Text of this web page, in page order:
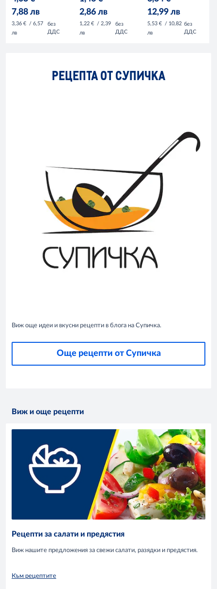
7,88 лв
3,36 € / 6,57
лв
без
ДДС
2,86 лв
1,22 € / 2,39
лв
без
ДДС
12,99 лв
5,53 € / 10,82
лв
без
ДДС
РЕЦЕПТА ОТ СУПИЧКА
Виж още идеи и вкусни рецепти в блога на Супичка.
Още рецепти от Супичка
Виж и още рецепти
Рецепти за салати и предястия
Виж нашите предложения за свежи салати, разядки и предястия.
Към рецептите